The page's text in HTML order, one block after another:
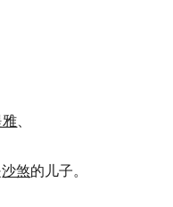
、
沙煞的儿子。